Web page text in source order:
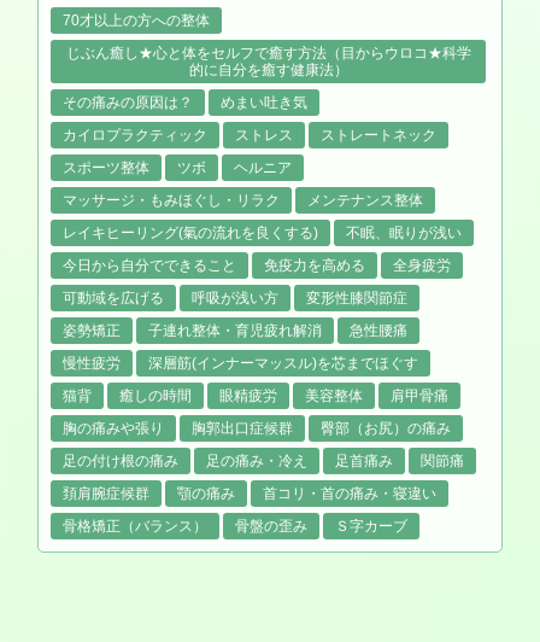
70才以上の方への整体
じぶん癒し★心と体をセルフで癒す方法（目からウロコ★科学
的に自分を癒す健康法）
その痛みの原因は？
めまい吐き気
カイロプラクティック
ストレス
ストレートネック
スポーツ整体
ツボ
ヘルニア
マッサージ・もみほぐし・リラク
メンテナンス整体
レイキヒーリング(氣の流れを良くする)
不眠、眠りが浅い
今日から自分でできること
免疫力を高める
全身疲労
可動域を広げる
呼吸が浅い方
変形性膝関節症
姿勢矯正
子連れ整体・育児疲れ解消
急性腰痛
慢性疲労
深層筋(インナーマッスル)を芯までほぐす
猫背
癒しの時間 眼精疲労 美容整体
肩甲骨痛
胸の痛みや張り
胸郭出口症候群
臀部（お尻）の痛み
足の付け根の痛み
足の痛み・冷え 足首痛み
関節痛
頚肩腕症候群
顎の痛み
首コリ・首の痛み・寝違い
骨格矯正（バランス）
骨盤の歪み Ｓ字カーブ